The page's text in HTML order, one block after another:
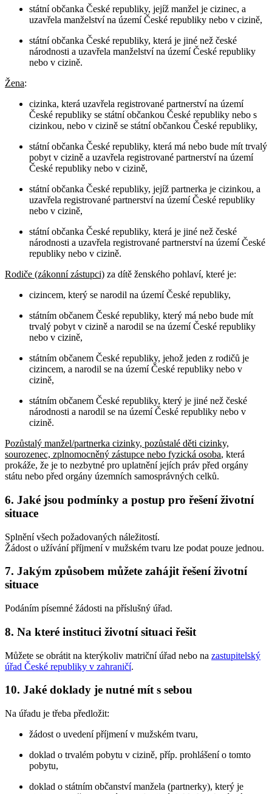
státní občanka České republiky, jejíž manžel je cizinec, a
uzavřela manželství na území České republiky nebo v cizině,
státní občanka České republiky, která je jiné než české
národnosti a uzavřela manželství na území České republiky
nebo v cizině.
Žena:
cizinka, která uzavřela registrované partnerství na území
České republiky se státní občankou České republiky nebo s
cizinkou, nebo v cizině se státní občankou České republiky,
státní občanka České republiky, která má nebo bude mít trvalý
pobyt v cizině a uzavřela registrované partnerství na území
České republiky nebo v cizině,
státní občanka České republiky, jejíž partnerka je cizinkou, a
uzavřela registrované partnerství na území České republiky
nebo v cizině,
státní občanka České republiky, která je jiné než české
národnosti a uzavřela registrované partnerství na území České
republiky nebo v cizině.
Rodiče (zákonní zástupci) za dítě ženského pohlaví, které je:
cizincem, který se narodil na území České republiky,
státním občanem České republiky, který má nebo bude mít
trvalý pobyt v cizině a narodil se na území České republiky
nebo v cizině,
státním občanem České republiky, jehož jeden z rodičů je
cizincem, a narodil se na území České republiky nebo v
cizině,
státním občanem České republiky, který je jiné než české
národnosti a narodil se na území České republiky nebo v
cizině.
Pozůstalý manžel/partnerka cizinky, pozůstalé děti cizinky,
sourozenec, zplnomocněný zástupce nebo fyzická osoba, která
prokáže, že je to nezbytné pro uplatnění jejích práv před orgány
státu nebo před orgány územních samosprávných celků.
6. Jaké jsou podmínky a postup pro řešení životní
situace
Splnění všech požadovaných náležitostí.
Žádost o užívání příjmení v mužském tvaru lze podat pouze jednou.
7. Jakým způsobem můžete zahájit řešení životní
situace
Podáním písemné žádosti na příslušný úřad.
8. Na které instituci životní situaci řešit
Můžete se obrátit na kterýkoliv matriční úřad nebo na zastupitelský
úřad České republiky v zahraničí.
10. Jaké doklady je nutné mít s sebou
Na úřadu je třeba předložit:
žádost o uvedení příjmení v mužském tvaru,
doklad o trvalém pobytu v cizině, příp. prohlášení o tomto
pobytu,
doklad o státním občanství manžela (partnerky), který je